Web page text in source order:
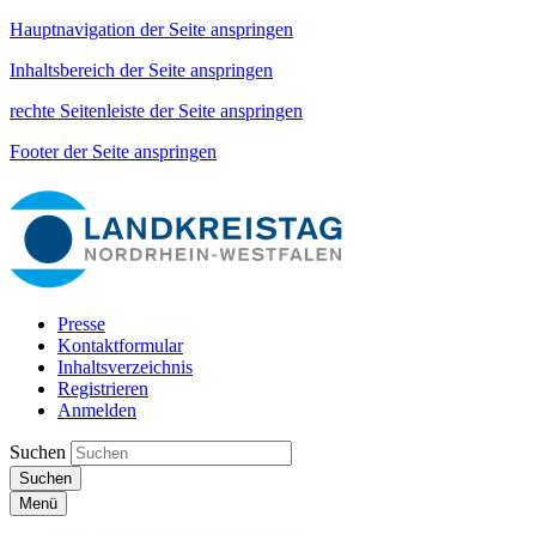
Hauptnavigation der Seite anspringen
Inhaltsbereich der Seite anspringen
rechte Seitenleiste der Seite anspringen
Footer der Seite anspringen
Presse
Kontaktformular
Inhaltsverzeichnis
Registrieren
Anmelden
Suchen
Suchen
Menü